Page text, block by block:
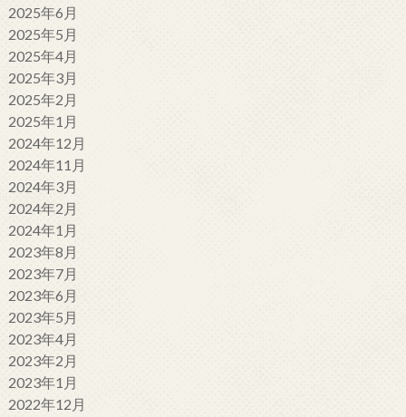
2025年6月
2025年5月
2025年4月
2025年3月
2025年2月
2025年1月
2024年12月
2024年11月
2024年3月
2024年2月
2024年1月
2023年8月
2023年7月
2023年6月
2023年5月
2023年4月
2023年2月
2023年1月
2022年12月